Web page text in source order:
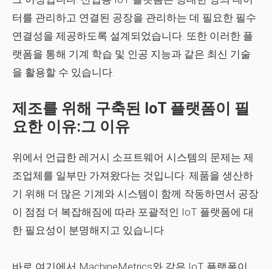
터를 관리하고 연결된 공장을 관리하는 데 필요한 필수
연결성을 제공하도록 설계되었습니다. 또한 이러한 플
랫폼을 통해 기계 학습 및 인공 지능과 같은 최신 기술
을 활용할 수 있습니다.
제조를 위해 구축된 IoT 플랫폼이 필
요한 이유:그 이유
위에서 언급한 레거시 소프트웨어 시스템의 문제는 제
조업체를 일부만 가져왔다는 것입니다. 제품을 생산하
기 위해 더 많은 기계와 시스템이 함께 작동하면서 공장
이 점점 더 복잡해짐에 따라 포괄적인 IoT 플랫폼에 대
한 필요성이 분명해지고 있습니다.
바로 여기에서 MachineMetrics와 같은 IoT 플랫폼이